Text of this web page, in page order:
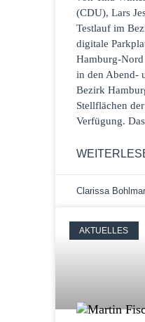
(CDU), Lars
Testlauf im
digitale
Hamburg-Nord
in den Abend-
Bezirk
Stellflächen
Verfügung.
Clarissa
AKTUELLES